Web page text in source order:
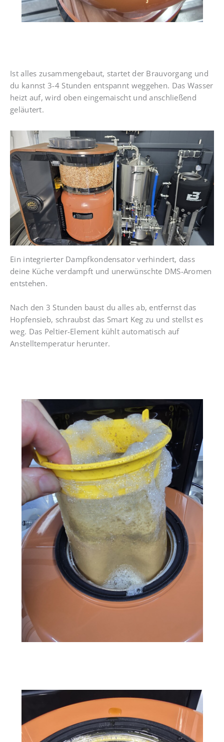
Ist alles zusammengebaut, startet der Brauvorgang und
du kannst 3-4 Stunden entspannt weggehen. Das Wasser
heizt auf, wird oben eingemaischt und anschließend
geläutert.
Ein integrierter Dampfkondensator verhindert, dass
deine Küche verdampft und unerwünschte DMS-Aromen
entstehen.
Nach den 3 Stunden baust du alles ab, entfernst das
Hopfensieb, schraubst das Smart Keg zu und stellst es
weg. Das Peltier-Element kühlt automatisch auf
Anstelltemperatur herunter.